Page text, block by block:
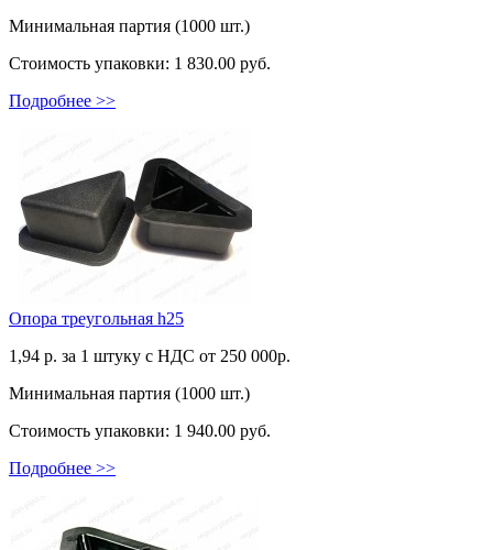
Минимальная партия (1000 шт.)
Стоимость упаковки: 1 830.00 руб.
Подробнее >>
Опора треугольная h25
1,94 р. за 1 штуку c НДС от 250 000р.
Минимальная партия (1000 шт.)
Стоимость упаковки: 1 940.00 руб.
Подробнее >>